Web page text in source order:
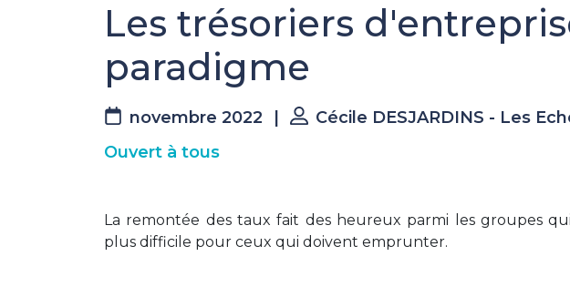
Les trésoriers
paradigme
novembre 2022 Cécile DESJARDINS - Les
Ouvert à tous
La remontée des taux fait des heureux parmi les groupes
plus difficile pour ceux qui doivent emprunter.